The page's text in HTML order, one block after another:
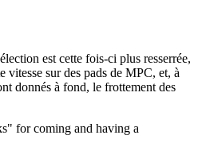
est cette fois-ci plus resserrée,
sur des pads de MPC, et, à
donnés à fond, le frottement des
for coming and having a